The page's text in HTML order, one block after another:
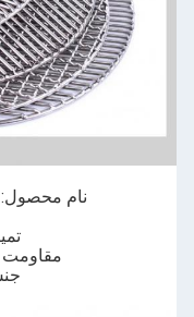
نام
مقاومت